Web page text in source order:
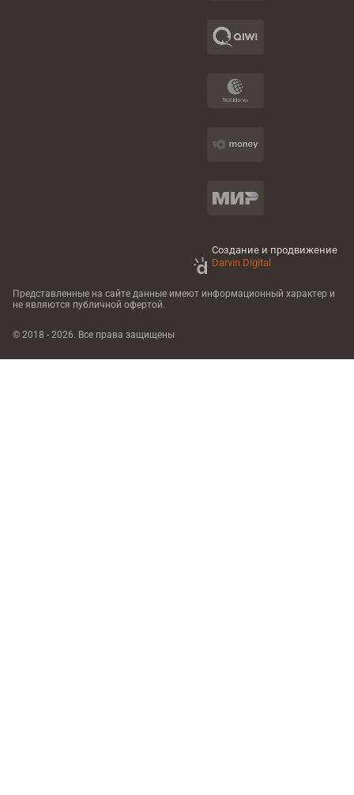
Создание и продвижение
Darvin Digital
Представленные на сайте данные имеют информационный характер и
не являются публичной офертой.
© 2018 - 2026. Все права защищены